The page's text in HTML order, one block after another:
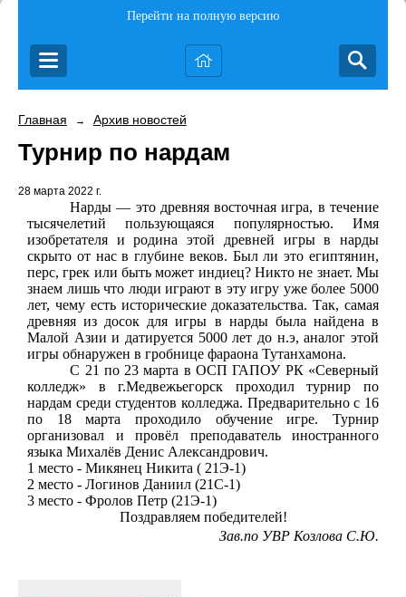
Перейти на полную версию
Главная → Архив новостей
Турнир по нардам
28 марта 2022 г.
Нарды — это древняя восточная игра, в течение
тысячелетий пользующаяся популярностью. Имя
изобретателя и родина этой древней игры в нарды
скрыто от нас в глубине веков. Был ли это египтянин,
перс, грек или быть может индиец? Никто не знает. Мы
знаем лишь что люди играют в эту игру уже более 5000
лет, чему есть исторические доказательства. Так, самая
древняя из досок для игры в нарды была найдена в
Малой Азии и датируется 5000 лет до н.э, аналог этой
игры обнаружен в гробнице фараона Тутанхамона.
С 21 по 23 марта в ОСП ГАПОУ РК «Северный
колледж» в г.Медвежьегорск проходил турнир по
нардам среди студентов колледжа. Предварительно с 16
по 18 марта проходило обучение игре. Турнир
организовал и провёл преподаватель иностранного
языка Михалёв Денис Александрович.
1 место - Микянец Никита ( 21Э-1)
2 место - Логинов Даниил (21С-1)
3 место - Фролов Петр (21Э-1)
Поздравляем победителей!
Зав.по УВР Козлова С.Ю.